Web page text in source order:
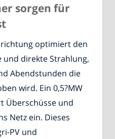
sorgen für
optimiert den
und direkte Strahlung,
Abendstunden die
wird. Ein 0,5?MW
Überschüsse und
Netz ein. Dieses
PV und